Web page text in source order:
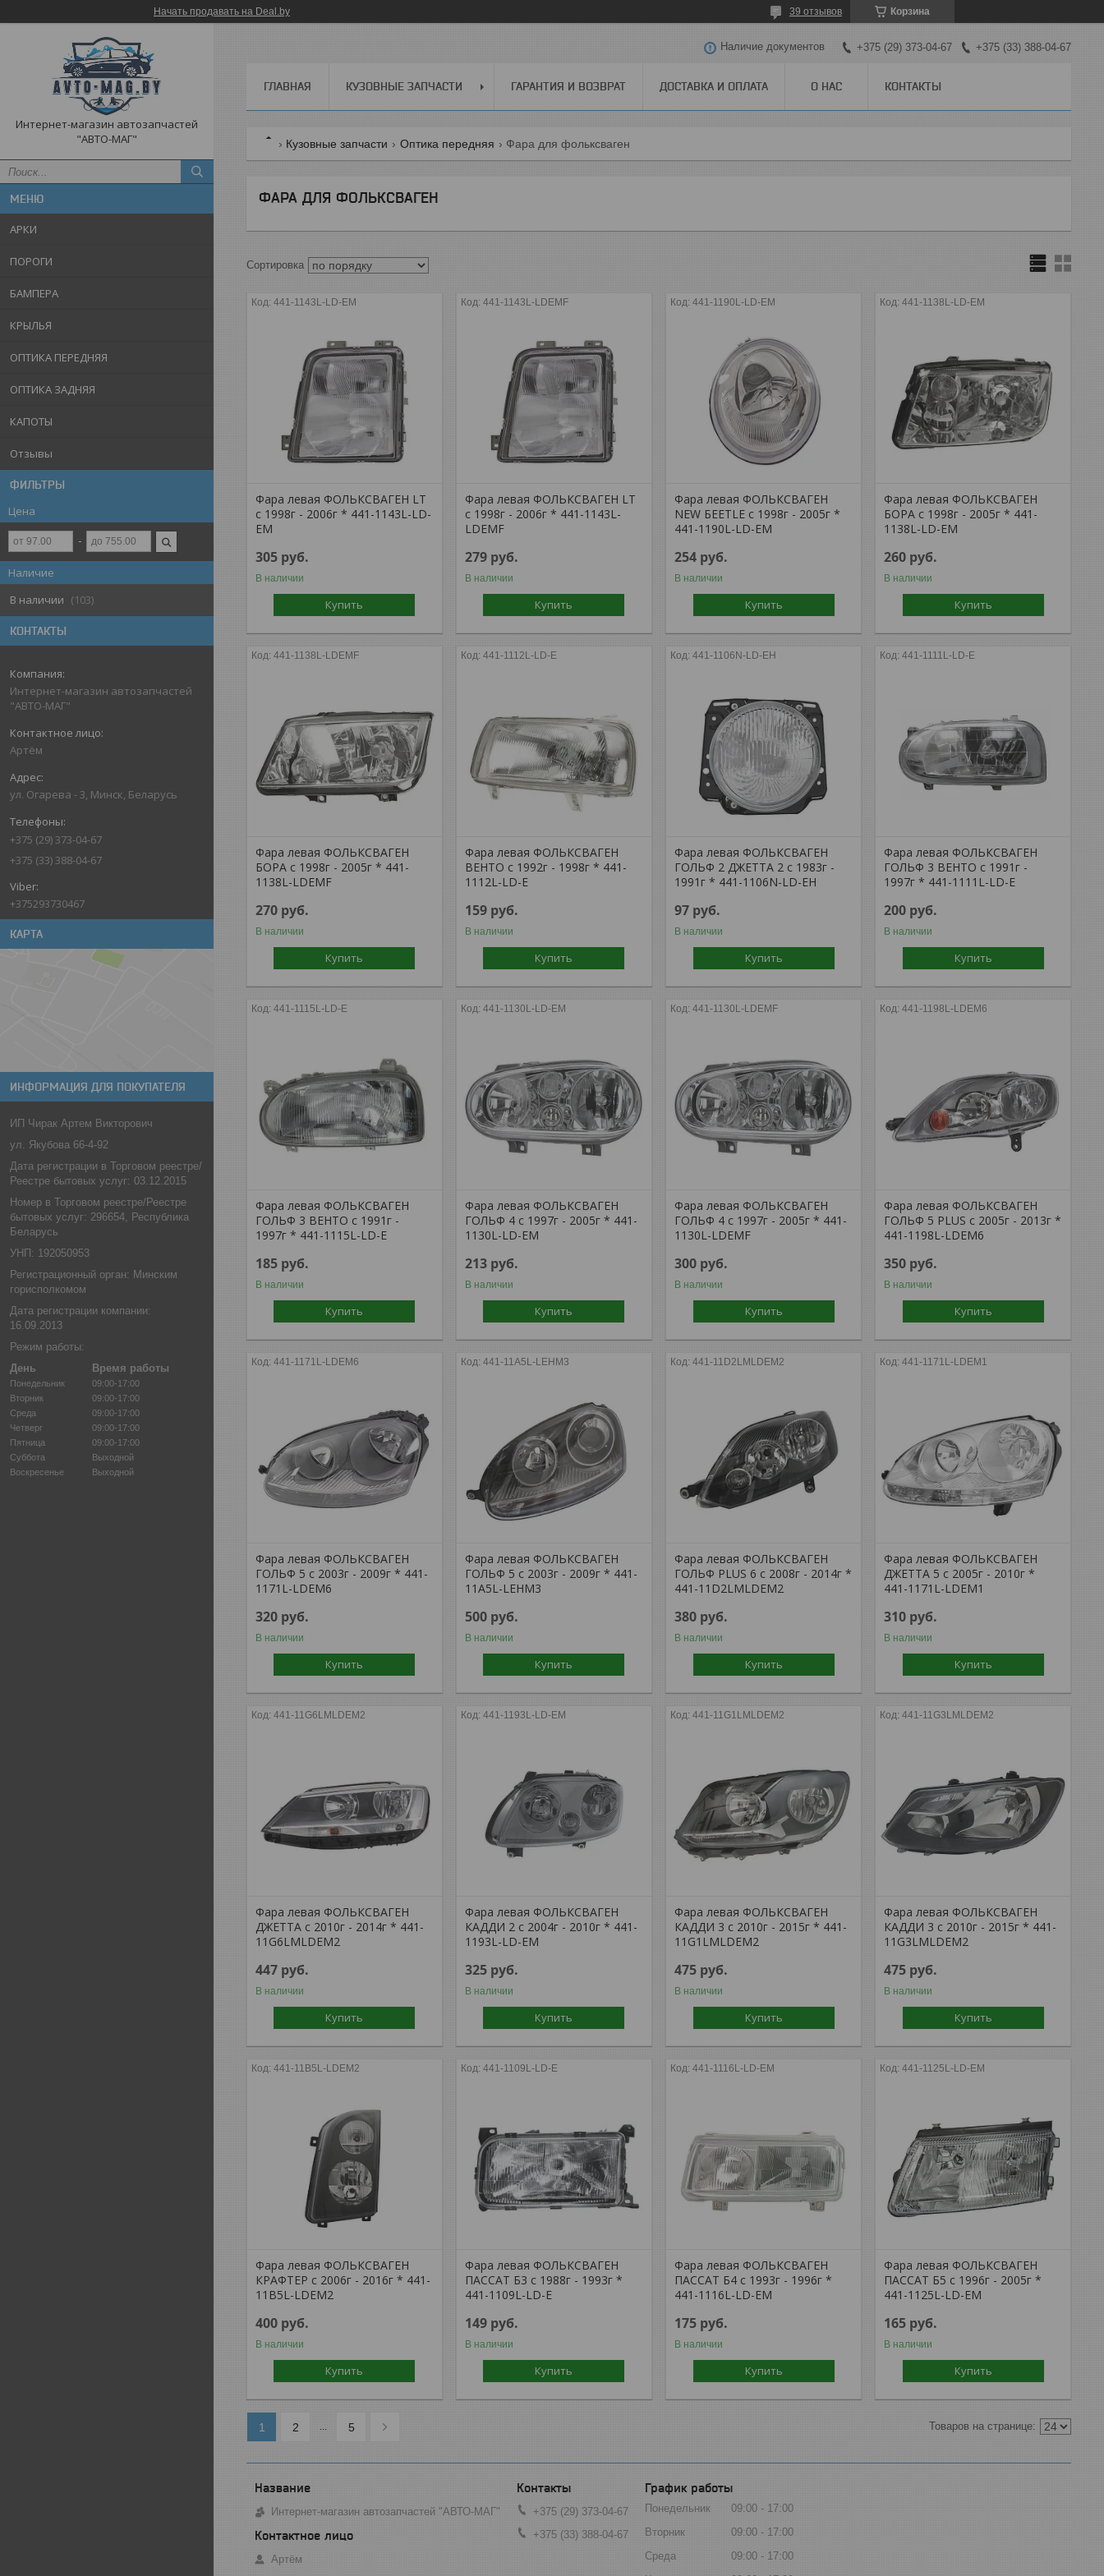
Начать продавать на Deal.by Корзина
39 отзывов
Интернет-магазин автозапчастей
"АВТО-МАГ"
АРКИ
ПОРОГИ
БАМПЕРА
КРЫЛЬЯ
ОПТИКА ПЕРЕДНЯЯ
ОПТИКА ЗАДНЯЯ
КАПОТЫ
Отзывы
ФИЛЬТРЫ
Цена
Наличие
В наличии
103
КОНТАКТЫ
Интернет-магазин автозапчастей
"АВТО-МАГ"
Артём
ул. Огарева - 3, Минск, Беларусь
+375 (29) 373-04-67
+375 (33) 388-04-67
+375293730467
КАРТА
ИНФОРМАЦИЯ ДЛЯ ПОКУПАТЕЛЯ
ИП Чирак Артем Викторович
ул. Якубова 66-4-92
Дата регистрации в Торговом реестре/
Реестре бытовых услуг: 03.12.2015
Номер в Торговом реестре/Реестре
бытовых услуг: 296654, Республика
Беларусь
УНП: 192050953
Регистрационный орган: Минским
горисполкомом
Дата регистрации компании:
16.09.2013
Режим работы:
День
Время работы
Понедельник
09:00-17:00
Вторник
09:00-17:00
Среда
09:00-17:00
Четверг
09:00-17:00
Пятница
09:00-17:00
Суббота
Выходной
Воскресенье
Выходной
Наличие документов +375 (29) 373-04-67 +375 (33) 388-04-67
ГЛАВНАЯ КУЗОВНЫЕ ЗАПЧАСТИ ГАРАНТИЯ И ВОЗВРАТ ДОСТАВКА И ОПЛАТА О НАС КОНТАКТЫ
Кузовные запчасти Оптика передняя Фара для фольксваген
ФАРА ДЛЯ ФОЛЬКСВАГЕН
441-1143L-LD-EM
Фара левая ФОЛЬКСВАГЕН LT
с 1998г - 2006г * 441-1143L-LD-
EM
305 руб.
В наличии
Купить
441-1143L-LDEMF
Фара левая ФОЛЬКСВАГЕН LT
с 1998г - 2006г * 441-1143L-
LDEMF
279 руб.
В наличии
Купить
441-1190L-LD-EM
Фара левая ФОЛЬКСВАГЕН
NEW БEETLE с 1998г - 2005г *
441-1190L-LD-EM
254 руб.
В наличии
Купить
441-1138L-LD-EM
Фара левая ФОЛЬКСВАГЕН
БОРА с 1998г - 2005г * 441-
1138L-LD-EM
260 руб.
В наличии
Купить
441-1138L-LDEMF
Фара левая ФОЛЬКСВАГЕН
БОРА с 1998г - 2005г * 441-
1138L-LDEMF
270 руб.
В наличии
Купить
441-1112L-LD-E
Фара левая ФОЛЬКСВАГЕН
ВЕНТО с 1992г - 1998г * 441-
1112L-LD-E
159 руб.
В наличии
Купить
441-1106N-LD-EH
Фара левая ФОЛЬКСВАГЕН
ГОЛЬФ 2 ДЖЕТТА 2 с 1983г -
1991г * 441-1106N-LD-EH
97 руб.
В наличии
Купить
441-1111L-LD-E
Фара левая ФОЛЬКСВАГЕН
ГОЛЬФ 3 ВЕНТО с 1991г -
1997г * 441-1111L-LD-E
200 руб.
В наличии
Купить
441-1115L-LD-E
Фара левая ФОЛЬКСВАГЕН
ГОЛЬФ 3 ВЕНТО с 1991г -
1997г * 441-1115L-LD-E
185 руб.
В наличии
Купить
441-1130L-LD-EM
Фара левая ФОЛЬКСВАГЕН
ГОЛЬФ 4 с 1997г - 2005г * 441-
1130L-LD-EM
213 руб.
В наличии
Купить
441-1130L-LDEMF
Фара левая ФОЛЬКСВАГЕН
ГОЛЬФ 4 с 1997г - 2005г * 441-
1130L-LDEMF
300 руб.
В наличии
Купить
441-1198L-LDEM6
Фара левая ФОЛЬКСВАГЕН
ГОЛЬФ 5 PLUS с 2005г - 2013г *
441-1198L-LDEM6
350 руб.
В наличии
Купить
441-1171L-LDEM6
Фара левая ФОЛЬКСВАГЕН
ГОЛЬФ 5 с 2003г - 2009г * 441-
1171L-LDEM6
320 руб.
В наличии
Купить
441-11A5L-LEHM3
Фара левая ФОЛЬКСВАГЕН
ГОЛЬФ 5 с 2003г - 2009г * 441-
11A5L-LEHM3
500 руб.
В наличии
Купить
441-11D2LMLDEM2
Фара левая ФОЛЬКСВАГЕН
ГОЛЬФ PLUS 6 с 2008г - 2014г *
441-11D2LMLDEM2
380 руб.
В наличии
Купить
441-1171L-LDEM1
Фара левая ФОЛЬКСВАГЕН
ДЖЕТТА 5 с 2005г - 2010г *
441-1171L-LDEM1
310 руб.
В наличии
Купить
441-11G6LMLDEM2
Фара левая ФОЛЬКСВАГЕН
ДЖЕТТА с 2010г - 2014г * 441-
11G6LMLDEM2
447 руб.
В наличии
Купить
441-1193L-LD-EM
Фара левая ФОЛЬКСВАГЕН
КАДДИ 2 с 2004г - 2010г * 441-
1193L-LD-EM
325 руб.
В наличии
Купить
441-11G1LMLDEM2
Фара левая ФОЛЬКСВАГЕН
КАДДИ 3 с 2010г - 2015г * 441-
11G1LMLDEM2
475 руб.
В наличии
Купить
441-11G3LMLDEM2
Фара левая ФОЛЬКСВАГЕН
КАДДИ 3 с 2010г - 2015г * 441-
11G3LMLDEM2
475 руб.
В наличии
Купить
441-11B5L-LDEM2
Фара левая ФОЛЬКСВАГЕН
КРАФТЕР с 2006г - 2016г * 441-
11B5L-LDEM2
400 руб.
В наличии
Купить
441-1109L-LD-E
Фара левая ФОЛЬКСВАГЕН
ПАССАТ Б3 с 1988г - 1993г *
441-1109L-LD-E
149 руб.
В наличии
Купить
441-1116L-LD-EM
Фара левая ФОЛЬКСВАГЕН
ПАССАТ Б4 с 1993г - 1996г *
441-1116L-LD-EM
175 руб.
В наличии
Купить
441-1125L-LD-EM
Фара левая ФОЛЬКСВАГЕН
ПАССАТ Б5 с 1996г - 2005г *
441-1125L-LD-EM
165 руб.
В наличии
Купить
1 2 ... 5
Интернет-магазин автозапчастей "АВТО-МАГ"
Артём
+375 (29) 373-04-67
+375 (33) 388-04-67
График работы
Понедельник 09:00
17:00
Вторник
09:00
17:00
Среда
09:00
17:00